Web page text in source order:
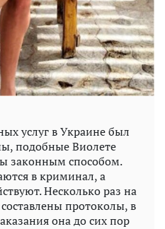
услуг в Украине был
подобные Виолете
законным способом.
в криминал, а
Несколько раз на
протоколы, в
она до сих пор